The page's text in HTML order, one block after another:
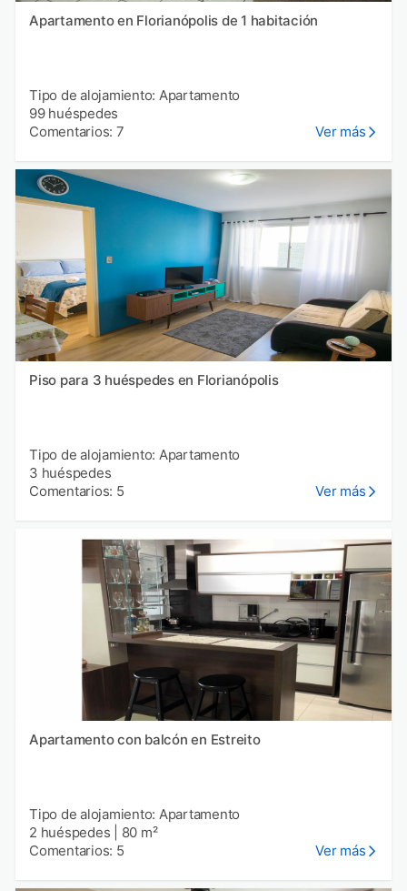
Apartamento en Florianópolis de 1 habitación
Tipo de alojamiento: Apartamento
99 huéspedes
Comentarios: 7
Ver más
Piso para 3 huéspedes en Florianópolis
Tipo de alojamiento: Apartamento
3 huéspedes
Comentarios: 5
Ver más
Apartamento con balcón en Estreito
Tipo de alojamiento: Apartamento
2 huéspedes
80 m²
Comentarios: 5
Ver más